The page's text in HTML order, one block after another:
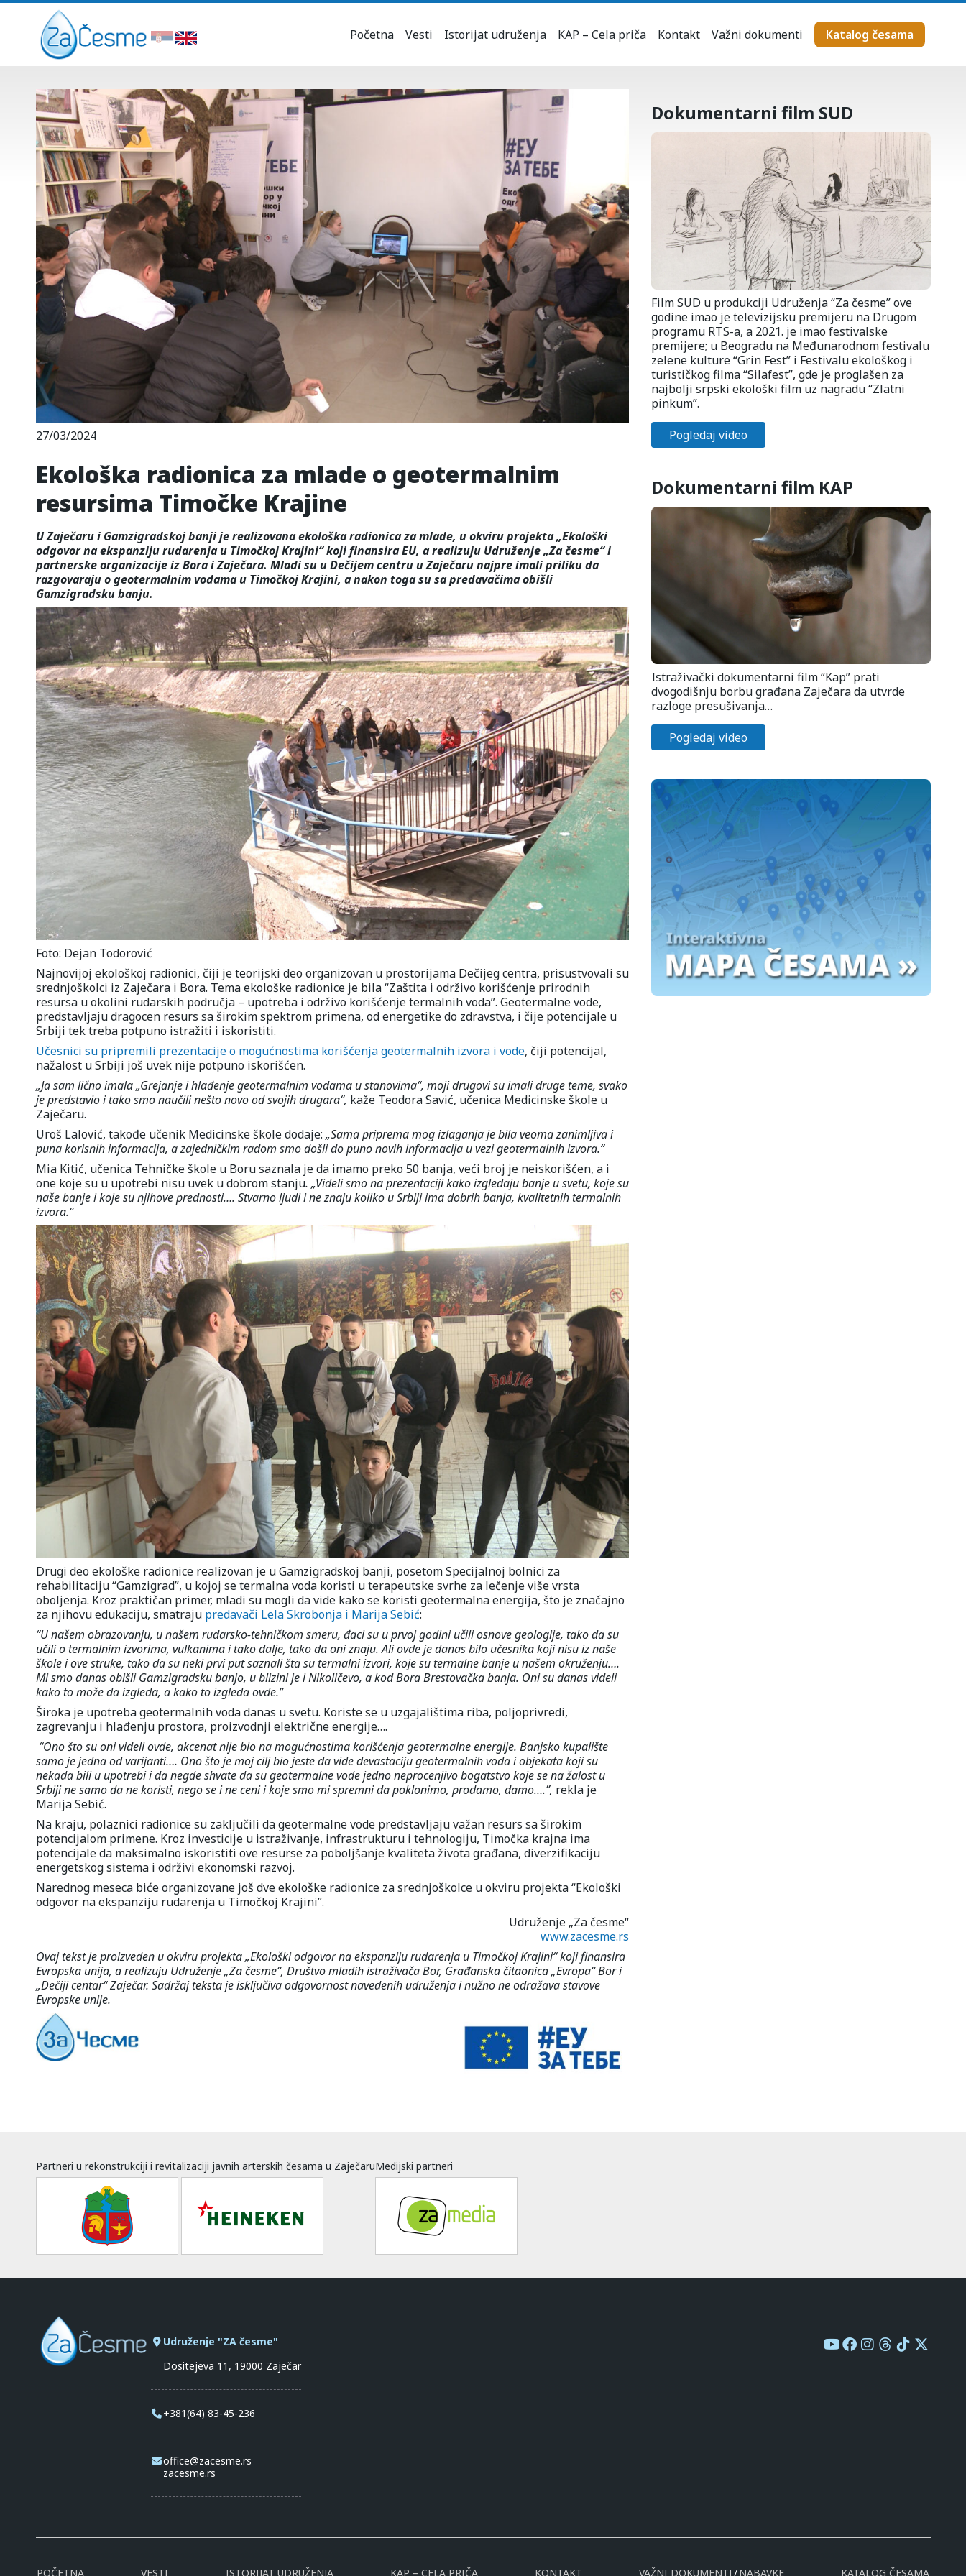
Početna Vesti Istorijat udruženja KAP – Cela priča Kontakt Važni dokumenti Katalog česama
27/03/2024
Ekološka radionica za mlade o geotermalnim
resursima Timočke Krajine
U Zaječaru i Gamzigradskoj banji je realizovana ekološka radionica za mlade, u okviru projekta „Ekološki
odgovor na ekspanziju rudarenja u Timočkoj Krajini“ koji finansira EU, a realizuju Udruženje „Za česme“ i
partnerske organizacije iz Bora i Zaječara. Mladi su u Dečijem centru u Zaječaru najpre imali priliku da
razgovaraju o geotermalnim vodama u Timočkoj Krajini, a nakon toga su sa predavačima obišli
Gamzigradsku banju.
Foto: Dejan Todorović
Najnovijoj ekološkoj radionici, čiji je teorijski deo organizovan u prostorijama Dečijeg centra, prisustvovali su
srednjoškolci iz Zaječara i Bora. Tema ekološke radionice je bila “Zaštita i održivo korišćenje prirodnih
resursa u okolini rudarskih područja – upotreba i održivo korišćenje termalnih voda”. Geotermalne vode,
predstavljaju dragocen resurs sa širokim spektrom primena, od energetike do zdravstva, i čije potencijale u
Srbiji tek treba potpuno istražiti i iskoristiti.
Učesnici su pripremili prezentacije o mogućnostima korišćenja geotermalnih izvora i vode, čiji potencijal,
nažalost u Srbiji još uvek nije potpuno iskorišćen.
„Ja sam lično imala „Grejanje i hlađenje geotermalnim vodama u stanovima“, moji drugovi su imali druge teme, svako
je predstavio i tako smo naučili nešto novo od svojih drugara“, kaže Teodora Savić, učenica Medicinske škole u
Zaječaru.
Uroš Lalović, takođe učenik Medicinske škole dodaje: „Sama priprema mog izlaganja je bila veoma zanimljiva i
puna korisnih informacija, a zajedničkim radom smo došli do puno novih informacija u vezi geotermalnih izvora.“
Mia Kitić, učenica Tehničke škole u Boru saznala je da imamo preko 50 banja, veći broj je neiskorišćen, a i
one koje su u upotrebi nisu uvek u dobrom stanju. „Videli smo na prezentaciji kako izgledaju banje u svetu, koje su
naše banje i koje su njihove prednosti…. Stvarno ljudi i ne znaju koliko u Srbiji ima dobrih banja, kvalitetnih termalnih
izvora.“
Drugi deo ekološke radionice realizovan je u Gamzigradskoj banji, posetom Specijalnoj bolnici za
rehabilitaciju “Gamzigrad”, u kojoj se termalna voda koristi u terapeutske svrhe za lečenje više vrsta
oboljenja. Kroz praktičan primer, mladi su mogli da vide kako se koristi geotermalna energija, što je značajno
za njihovu edukaciju, smatraju predavači Lela Skrobonja i Marija Sebić:
“U našem obrazovanju, u našem rudarsko-tehničkom smeru, đaci su u prvoj godini učili osnove geologije, tako da su
učili o termalnim izvorima, vulkanima i tako dalje, tako da oni znaju. Ali ovde je danas bilo učesnika koji nisu iz naše
škole i ove struke, tako da su neki prvi put saznali šta su termalni izvori, koje su termalne banje u našem okruženju….
Mi smo danas obišli Gamzigradsku banjo, u blizini je i Nikoličevo, a kod Bora Brestovačka banja. Oni su danas videli
kako to može da izgleda, a kako to izgleda ovde.”
Široka je upotreba geotermalnih voda danas u svetu. Koriste se u uzgajalištima riba, poljoprivredi,
zagrevanju i hlađenju prostora, proizvodnji električne energije….
“Ono što su oni videli ovde, akcenat nije bio na mogućnostima korišćenja geotermalne energije. Banjsko kupalište
samo je jedna od varijanti…. Ono što je moj cilj bio jeste da vide devastaciju geotermalnih voda i objekata koji su
nekada bili u upotrebi i da negde shvate da su geotermalne vode jedno neprocenjivo bogatstvo koje se na žalost u
Srbiji ne samo da ne koristi, nego se i ne ceni i koje smo mi spremni da poklonimo, prodamo, damo….”, rekla je
Marija Sebić.
Na kraju, polaznici radionice su zaključili da geotermalne vode predstavljaju važan resurs sa širokim
potencijalom primene. Kroz investicije u istraživanje, infrastrukturu i tehnologiju, Timočka krajna ima
potencijale da maksimalno iskoristiti ove resurse za poboljšanje kvaliteta života građana, diverzifikaciju
energetskog sistema i održivi ekonomski razvoj.
Narednog meseca biće organizovane još dve ekološke radionice za srednjoškolce u okviru projekta “Ekološki
odgovor na ekspanziju rudarenja u Timočkoj Krajini”.
Udruženje „Za česme“
www.zacesme.rs
Ovaj tekst je proizveden u okviru projekta „Ekološki odgovor na ekspanziju rudarenja u Timočkoj Krajini“ koji finansira
Evropska unija, a realizuju Udruženje „Za česme“, Društvo mladih istraživača Bor, Građanska čitaonica „Evropa“ Bor i
„Dečiji centar“ Zaječar. Sadržaj teksta je isključiva odgovornost navedenih udruženja i nužno ne odražava stavove
Evropske unije.
Dokumentarni film SUD
Film SUD u produkciji Udruženja “Za česme” ove
godine imao je televizijsku premijeru na Drugom
programu RTS-a, a 2021. je imao festivalske
premijere; u Beogradu na Međunarodnom festivalu
zelene kulture “Grin Fest” i Festivalu ekološkog i
turističkog filma “Silafest”, gde je proglašen za
najbolji srpski ekološki film uz nagradu “Zlatni
pinkum”.
Pogledaj video
Dokumentarni film KAP
Istraživački dokumentarni film “Kap” prati
dvogodišnju borbu građana Zaječara da utvrde
razloge presušivanja…
Pogledaj video
Partneri u rekonstrukciji i revitalizaciji javnih arterskih česama u ZaječaruMedijski partneri
Udruženje "ZA česme"
Dositejeva 11, 19000 Zaječar
+381(64) 83-45-236
office@zacesme.rs
zacesme.rs
POČETNA VESTI ISTORIJAT UDRUŽENJA KAP – CELA PRIČA KONTAKT VAŽNI DOKUMENTI NABAVKE KATALOG ČESAMA